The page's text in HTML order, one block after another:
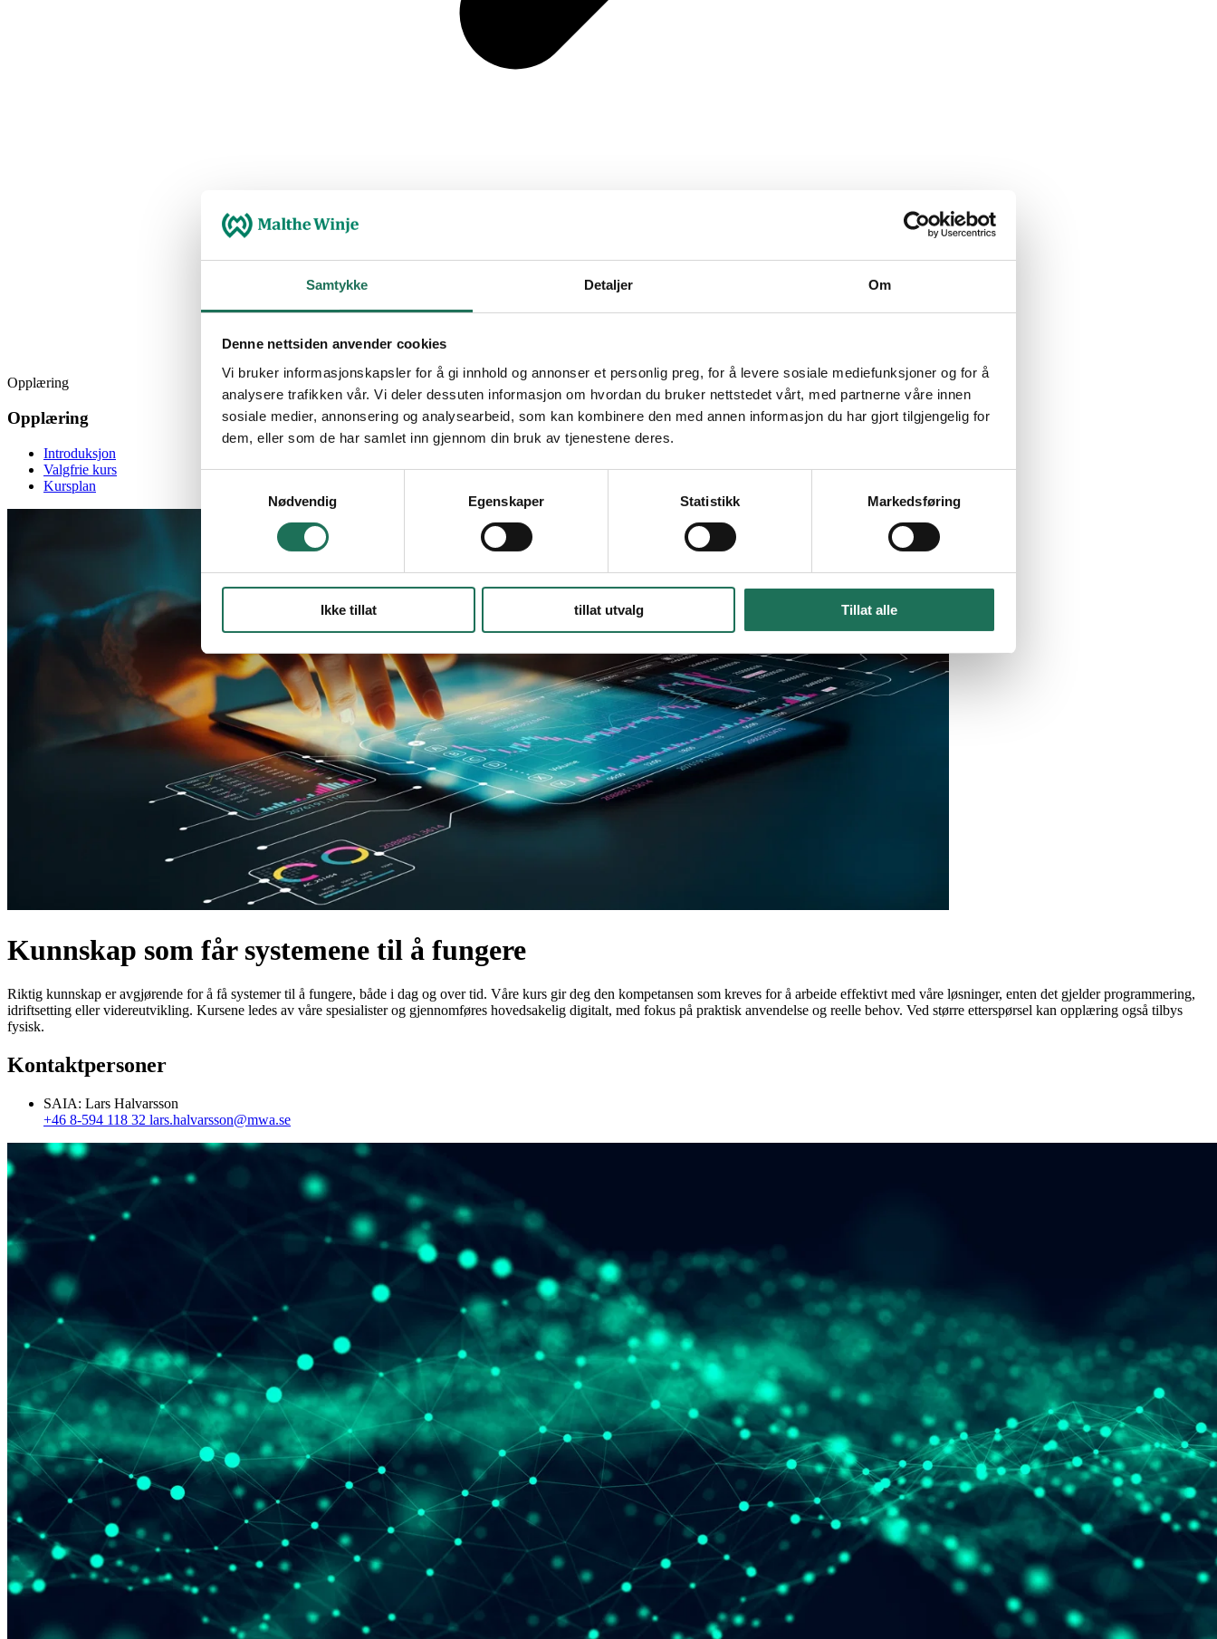
Samtykke Detaljer Om
Denne nettsiden anvender cookies
Vi bruker informasjonskapsler for å gi innhold og annonser et personlig preg, for å levere sosiale mediefunksjoner og for å
analysere trafikken vår. Vi deler dessuten informasjon om hvordan du bruker nettstedet vårt, med partnerne våre innen
sosiale medier, annonsering og analysearbeid, som kan kombinere den med annen informasjon du har gjort tilgjengelig for
dem, eller som de har samlet inn gjennom din bruk av tjenestene deres.
Nødvendig
Egenskaper Statistikk Markedsføring
Ikke tillat tillat utvalg Tillat alle
Opplæring
Opplæring
Introduksjon
Valgfrie kurs
Kursplan
Kunnskap som får systemene til å fungere
Riktig kunnskap er avgjørende for å få systemer til å fungere, både i dag og over tid. Våre kurs gir deg den kompetansen som kreves for å arbeide effektivt med våre løsninger, enten det gjelder programmering,
idriftsetting eller videreutvikling. Kursene ledes av våre spesialister og gjennomføres hovedsakelig digitalt, med fokus på praktisk anvendelse og reelle behov. Ved større etterspørsel kan opplæring også tilbys
fysisk.
Kontaktpersoner
SAIA: Lars Halvarsson
+46 8-594 118 32 lars.halvarsson@mwa.se